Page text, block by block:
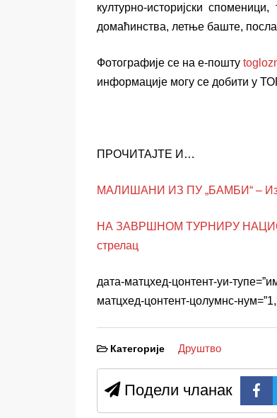
културно-историјски
домаћинства, летње баште,
Фотографије се на е-пошту
информације могу се добити у
ПРОЧИТАЈТЕ И…
МАЛИШАНИ ИЗ ПУ „БАМБИ“ –
НА ЗАВРШНОМ ТУРНИРУ
стрелац
дата-матцхед-цонтент-уи-
матцхед-цонтент-цолумнс-
Категорије Друштво
Подели чланак